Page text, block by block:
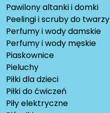
Pawilony altanki i domki
Peelingi i scruby do twarzy
Perfumy i wody damskie
Perfumy i wody męskie
Piaskownice
Pieluchy
Piłki dla dzieci
Piłki do ćwiczeń
Piły elektryczne